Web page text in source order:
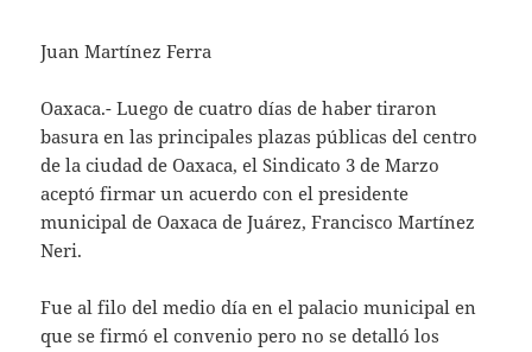
Juan Martínez Ferra
Oaxaca.- Luego de cuatro días de haber tiraron
basura en las principales plazas públicas del centro
de la ciudad de Oaxaca, el Sindicato 3 de Marzo
aceptó firmar un acuerdo con el presidente
municipal de Oaxaca de Juárez, Francisco Martínez
Neri.
Fue al filo del medio día en el palacio municipal en
que se firmó el convenio pero no se detalló los